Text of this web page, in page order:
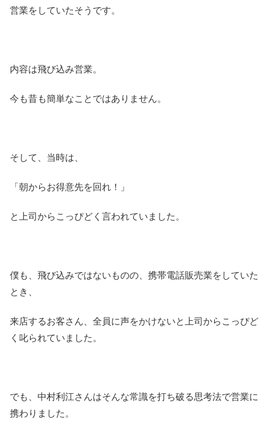
営業をしていたそうです。
内容は飛び込み営業。
今も昔も簡単なことではありません。
そして、当時は、
「朝からお得意先を回れ！」
と上司からこっぴどく言われていました。
僕も、飛び込みではないものの、携帯電話販売業をしていた
とき、
来店するお客さん、全員に声をかけないと上司からこっぴど
く叱られていました。
でも、中村利江さんはそんな常識を打ち破る思考法で営業に
携わりました。